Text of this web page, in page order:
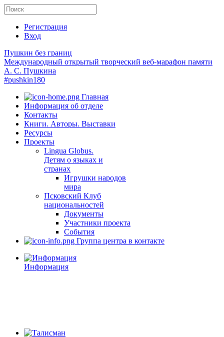
Регистрация
Вход
Пушкин без границ
Международный открытый творческий веб-марафон памяти
А. С. Пушкина
#pushkin180
Главная
Информация об отделе
Контакты
Книги. Авторы. Выставки
Ресурсы
Проекты
Lingua Globus.
Детям о языках и
странах
Игрушки народов
мира
Псковский Клуб
национальностей
Документы
Участники проекта
События
Группа центра в контакте
Информация